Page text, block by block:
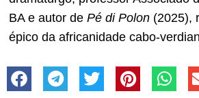
BA e autor de Pé di Polon (2025),
épico da africanidade cabo-